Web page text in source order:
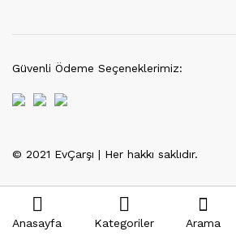
7/24 Canlı Destek
%100 Sorunsuz Alışveriş
© 2021 EvÇarşı | Her hakkı saklıdır.
Güvenli Ödeme Seçeneklerimiz:
Anasayfa Kategoriler Arama